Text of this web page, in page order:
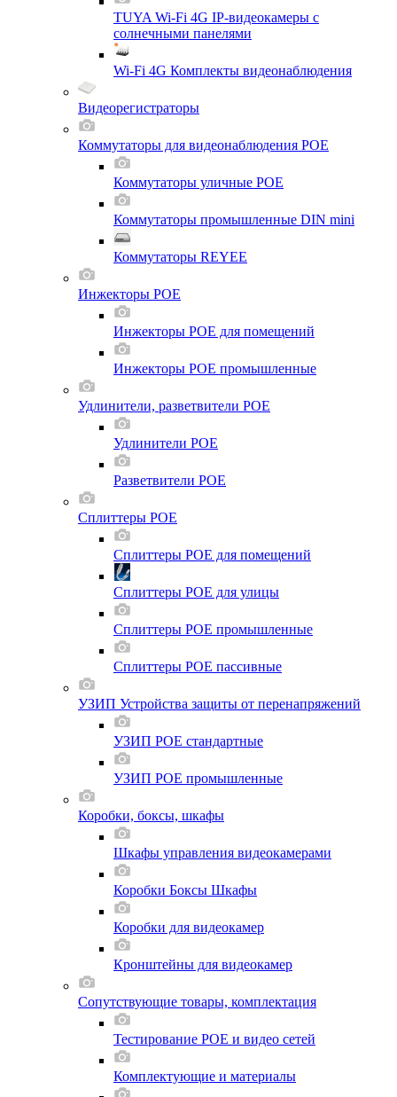
TUYA Wi-Fi 4G IP-видеокамеры с
солнечными панелями
Wi-Fi 4G Комплекты видеонаблюдения
Видеорегистраторы
Коммутаторы для видеонаблюдения POE
Коммутаторы уличные POE
Коммутаторы промышленные DIN mini
Коммутаторы REYEE
Инжекторы POE
Инжекторы POE для помещений
Инжекторы POE промышленные
Удлинители, разветвители POE
Удлинители POE
Разветвители POE
Сплиттеры POE
Сплиттеры POE для помещений
Сплиттеры POE для улицы
Сплиттеры POE промышленные
Сплиттеры POE пассивные
УЗИП Устройства защиты от перенапряжений
УЗИП POE стандартные
УЗИП POE промышленные
Коробки, боксы, шкафы
Шкафы управления видеокамерами
Коробки Боксы Шкафы
Коробки для видеокамер
Кронштейны для видеокамер
Сопутствующие товары, комплектация
Тестирование POE и видео сетей
Комплектующие и материалы